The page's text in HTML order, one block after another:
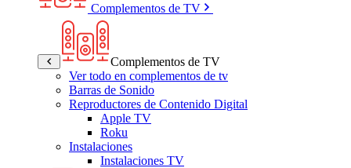
Complementos de TV
Complementos de TV
Ver todo en complementos de tv
Barras de Sonido
Reproductores de Contenido Digital
Apple TV
Roku
Instalaciones
Instalaciones TV